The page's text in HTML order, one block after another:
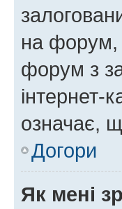
на форум,
форум з
інтернет-
означає,
Догори
Як мені